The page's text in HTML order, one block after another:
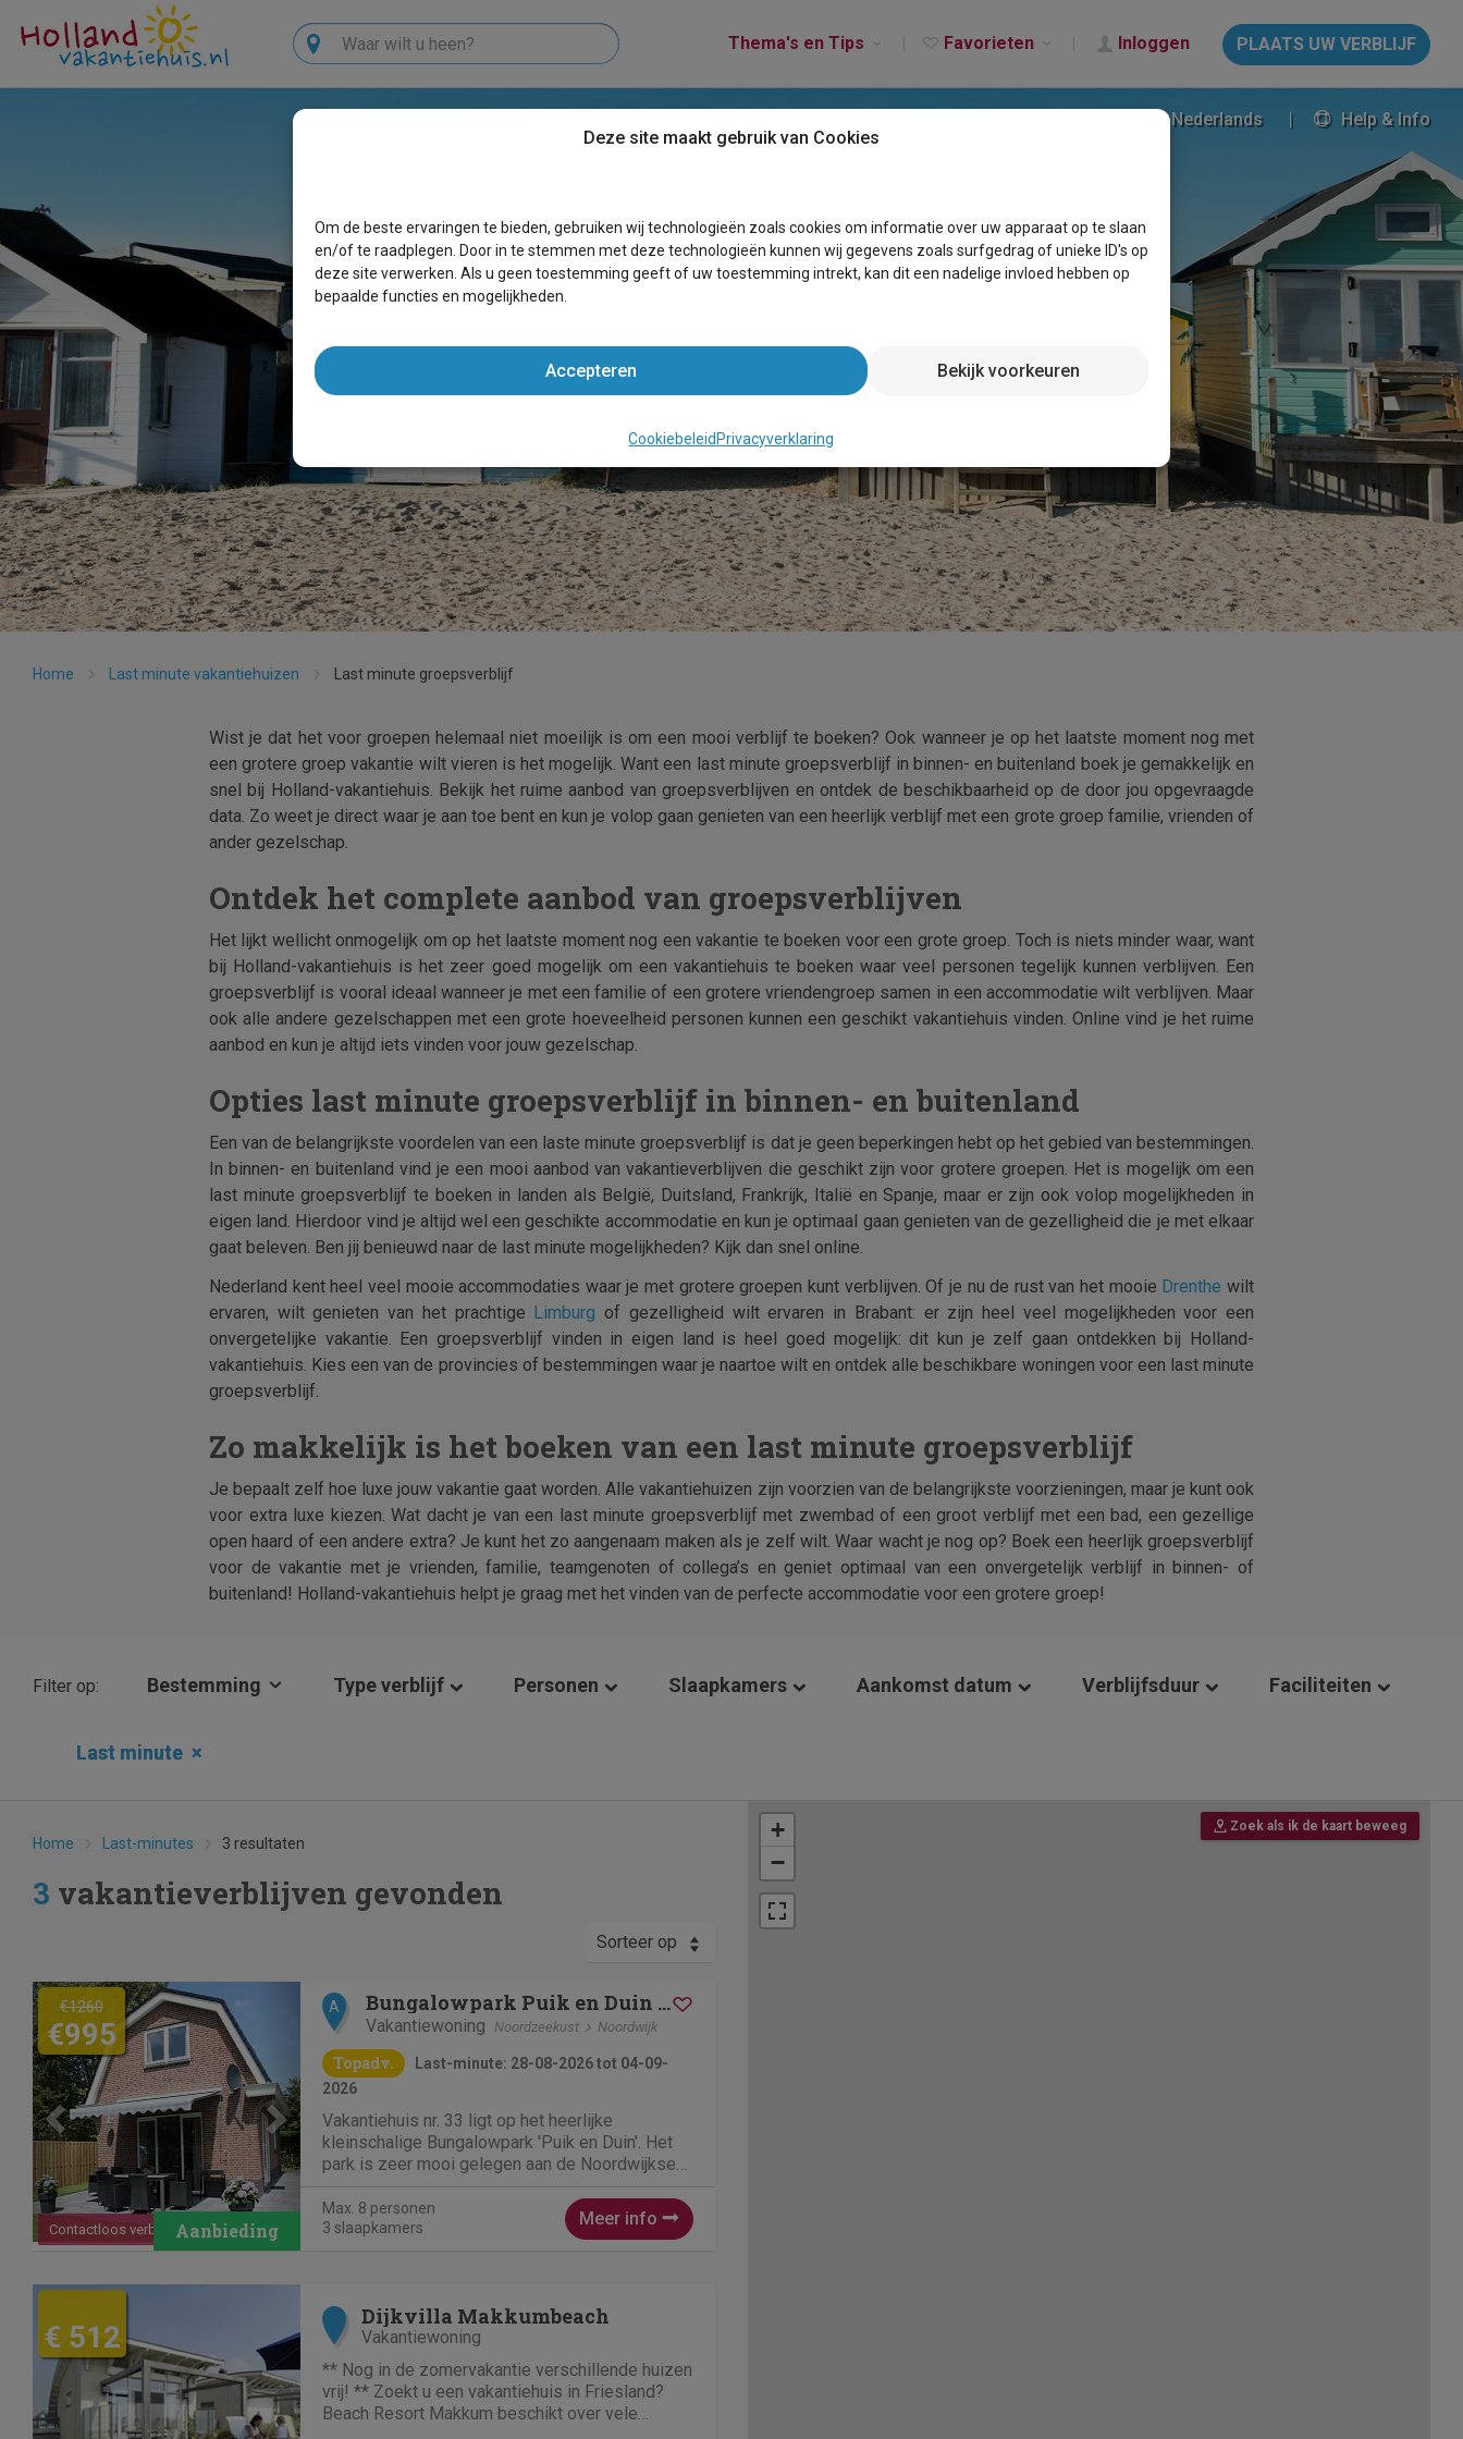
Thema's en Tips Favorieten Inloggen PLAATS UW VERBLIJF
Zoeken
Nederlands Help & Info
LAST MINUTE GROEPSVERBLIJF
Home Last minute vakantiehuizen Last minute groepsverblijf
Wist je dat het voor groepen helemaal niet moeilijk is om een mooi verblijf te boeken? Ook wanneer je op het laatste moment nog met
een grotere groep vakantie wilt vieren is het mogelijk. Want een last minute groepsverblijf in binnen- en buitenland boek je gemakkelijk en
snel bij Holland-vakantiehuis. Bekijk het ruime aanbod van groepsverblijven en ontdek de beschikbaarheid op de door jou opgevraagde
data. Zo weet je direct waar je aan toe bent en kun je volop gaan genieten van een heerlijk verblijf met een grote groep familie, vrienden of
ander gezelschap.
Ontdek het complete aanbod van groepsverblijven
Het lijkt wellicht onmogelijk om op het laatste moment nog een vakantie te boeken voor een grote groep. Toch is niets minder waar, want
bij Holland-vakantiehuis is het zeer goed mogelijk om een vakantiehuis te boeken waar veel personen tegelijk kunnen verblijven. Een
groepsverblijf is vooral ideaal wanneer je met een familie of een grotere vriendengroep samen in een accommodatie wilt verblijven. Maar
ook alle andere gezelschappen met een grote hoeveelheid personen kunnen een geschikt vakantiehuis vinden. Online vind je het ruime
aanbod en kun je altijd iets vinden voor jouw gezelschap.
Opties last minute groepsverblijf in binnen- en buitenland
Een van de belangrijkste voordelen van een laste minute groepsverblijf is dat je geen beperkingen hebt op het gebied van bestemmingen.
In binnen- en buitenland vind je een mooi aanbod van vakantieverblijven die geschikt zijn voor grotere groepen. Het is mogelijk om een
last minute groepsverblijf te boeken in landen als België, Duitsland, Frankrijk, Italië en Spanje, maar er zijn ook volop mogelijkheden in
eigen land. Hierdoor vind je altijd wel een geschikte accommodatie en kun je optimaal gaan genieten van de gezelligheid die je met elkaar
gaat beleven. Ben jij benieuwd naar de last minute mogelijkheden? Kijk dan snel online.
Nederland kent heel veel mooie accommodaties waar je met grotere groepen kunt verblijven. Of je nu de rust van het mooie Drenthe wilt
ervaren, wilt genieten van het prachtige Limburg of gezelligheid wilt ervaren in Brabant: er zijn heel veel mogelijkheden voor een
onvergetelijke vakantie. Een groepsverblijf vinden in eigen land is heel goed mogelijk: dit kun je zelf gaan ontdekken bij Holland-
vakantiehuis. Kies een van de provincies of bestemmingen waar je naartoe wilt en ontdek alle beschikbare woningen voor een last minute
groepsverblijf.
Zo makkelijk is het boeken van een last minute groepsverblijf
Je bepaalt zelf hoe luxe jouw vakantie gaat worden. Alle vakantiehuizen zijn voorzien van de belangrijkste voorzieningen, maar je kunt ook
voor extra luxe kiezen. Wat dacht je van een last minute groepsverblijf met zwembad of een groot verblijf met een bad, een gezellige
open haard of een andere extra? Je kunt het zo aangenaam maken als je zelf wilt. Waar wacht je nog op? Boek een heerlijk groepsverblijf
voor de vakantie met je vrienden, familie, teamgenoten of collega’s en geniet optimaal van een onvergetelijk verblijf in binnen- of
buitenland! Holland-vakantiehuis helpt je graag met het vinden van de perfecte accommodatie voor een grotere groep!
Filter op: Bestemming Type verblijf Personen Slaapkamers Aankomst datum Verblijfsduur Faciliteiten
Last minute ×
Home Last-minutes 3 resultaten
3 vakantieverblijven gevonden
Sorteer op
Previous Next
Contactloos verblijf
€1260
€995
A Bungalowpark Puik en Duin Vakantiehuis nr 33
Vakantiewoning Noordzeekust Noordwijk
Topadv.
Last-minute: 28-08-2026 tot 04-09-
2026
Vakantiehuis nr. 33 ligt op het heerlijke
kleinschalige Bungalowpark 'Puik en Duin'. Het
park is zeer mooi gelegen aan de Noordwijkse
Verschillende vakantiehuizen kijken uit over de
bollenvelden en beschikken over grote
Max. 8 personen
3 slaapkamers
Meer info
€ 512
Dijkvilla Makkumbeach
Vakantiewoning
** Nog in de zomervakantie verschillende huizen
vrij! ** Zoekt u een vakantiehuis in Friesland?
Beach Resort Makkum beschikt over vele
+
−
Zoek als ik de kaart beweeg
Deze site maakt gebruik van Cookies
Om de beste ervaringen te bieden, gebruiken wij technologieën zoals cookies om informatie over uw apparaat op te slaan
en/of te raadplegen. Door in te stemmen met deze technologieën kunnen wij gegevens zoals surfgedrag of unieke ID's op
deze site verwerken. Als u geen toestemming geeft of uw toestemming intrekt, kan dit een nadelige invloed hebben op
bepaalde functies en mogelijkheden.
Accepteren Bekijk voorkeuren
Cookiebeleid Privacyverklaring